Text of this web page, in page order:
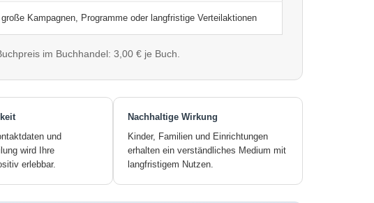
Kampagnen, Programme oder langfristige Verteilaktionen
im Buchhandel: 3,00 € je Buch.
und
wird Ihre
erlebbar.
Nachhaltige Wirkung
Kinder, Familien und Einrichtungen
erhalten ein verständliches Medium mit
langfristigem Nutzen.